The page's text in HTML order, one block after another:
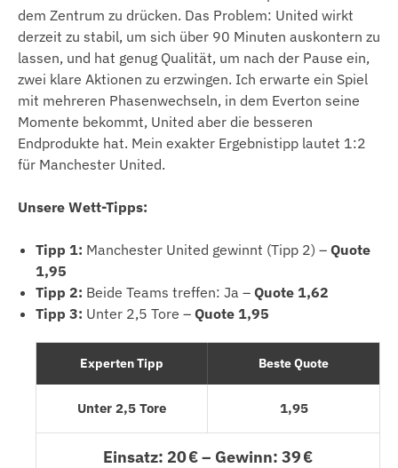
dem Zentrum zu drücken. Das Problem: United wirkt
derzeit zu stabil, um sich über 90 Minuten auskontern zu
lassen, und hat genug Qualität, um nach der Pause ein,
zwei klare Aktionen zu erzwingen. Ich erwarte ein Spiel
mit mehreren Phasenwechseln, in dem Everton seine
Momente bekommt, United aber die besseren
Endprodukte hat. Mein exakter Ergebnistipp lautet 1:2
für Manchester United.
Unsere Wett-Tipps:
Tipp 1: Manchester United gewinnt (Tipp 2) – Quote
1,95
Tipp 2: Beide Teams treffen: Ja – Quote 1,62
Tipp 3: Unter 2,5 Tore – Quote 1,95
Experten Tipp Beste Quote
Unter 2,5 Tore 1,95
Einsatz: 20 € – Gewinn: 39 €